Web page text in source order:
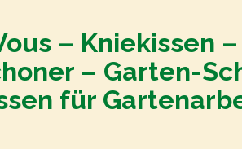
– Kniekissen
– Garten-
für